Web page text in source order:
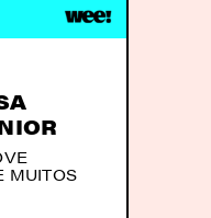
MUITOS